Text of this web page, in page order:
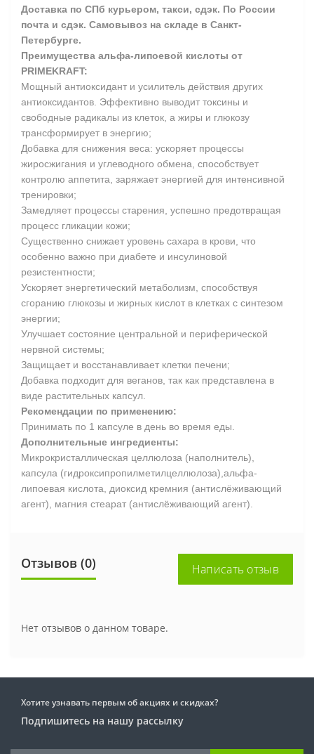
Доставка по СПб курьером, такси, сдэк. По России
почта и сдэк. Самовывоз на складе в Санкт-
Петербурге.
Преимущества альфа-липоевой кислоты от
PRIMEKRAFT:
Мощный антиоксидант и усилитель действия других
антиоксидантов. Эффективно выводит токсины и
свободные радикалы из клеток, а жиры и глюкозу
трансформирует в энергию;
Добавка для снижения веса: ускоряет процессы
жиросжигания и углеводного обмена, способствует
контролю аппетита, заряжает энергией для интенсивной
тренировки;
Замедляет процессы старения, успешно предотвращая
процесс гликации кожи;
Существенно снижает уровень сахара в крови, что
особенно важно при диабете и инсулиновой
резистентности;
Ускоряет энергетический метаболизм, способствуя
сгоранию глюкозы и жирных кислот в клетках с синтезом
энергии;
Улучшает состояние центральной и периферической
нервной системы;
Защищает и восстанавливает клетки печени;
Добавка подходит для веганов, так как представлена в
виде растительных капсул.
Рекомендации по применению:
Принимать по 1 капсуле в день во время еды.
Дополнительные ингредиенты:
Микрокристаллическая целлюлоза (наполнитель),
капсула (гидроксипропилметилцеллюлоза),альфа-
липоевая кислота, диоксид кремния (антислёживающий
агент), магния стеарат (антислёживающий агент).
Отзывов (0) Написать отзыв
Нет отзывов о данном товаре.
Хотите узнавать первым об акциях и скидках?
Подпишитесь на нашу рассылку